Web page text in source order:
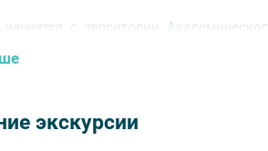
с территории
скульптору Петру Клодту,
и представителей русской
экскурсии